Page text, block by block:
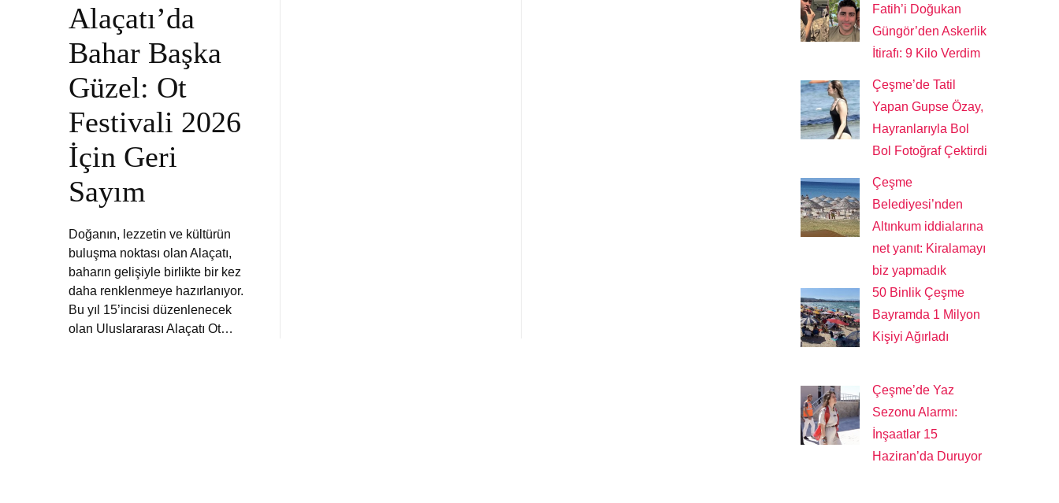
Alaçatı’da
Bahar Başka
Güzel: Ot
Festivali 2026
İçin Geri
Sayım
Doğanın, lezzetin ve kültürün
buluşma noktası olan Alaçatı,
baharın gelişiyle birlikte bir kez
daha renklenmeye hazırlanıyor.
Bu yıl 15’incisi düzenlenecek
olan Uluslararası Alaçatı Ot…
Fatih’i Doğukan
Güngör’den Askerlik
İtirafı: 9 Kilo Verdim
Çeşme’de Tatil
Yapan Gupse Özay,
Hayranlarıyla Bol
Bol Fotoğraf Çektirdi
Çeşme
Belediyesi’nden
Altınkum iddialarına
net yanıt: Kiralamayı
biz yapmadık
50 Binlik Çeşme
Bayramda 1 Milyon
Kişiyi Ağırladı
Çeşme’de Yaz
Sezonu Alarmı:
İnşaatlar 15
Haziran’da Duruyor